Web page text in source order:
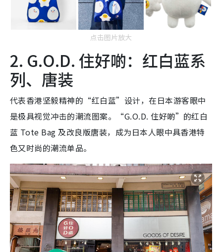
点击图片放大
2. G.O.D. 住好啲：红白蓝系
列、唐装
代表香港坚毅精神的“红白蓝”设计，在日本游客眼中
是极具视觉冲击的潮流图案。“G.O.D. 住好啲”的红白
蓝 Tote Bag 及改良版唐装，成为日本人眼中具香港特
色又时尚的潮流单品。